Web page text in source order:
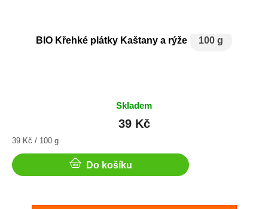
BIO Křehké plátky Kaštany a rýže 100 g
Skladem
39 Kč
Měrná
39 Kč / 100 g
Do košíku